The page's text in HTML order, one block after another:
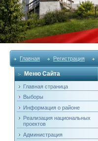
Главная Регистрация
Меню Сайта
Главная страница
Выборы
Информация о районе
Реализация национальных
проектов
Администрация